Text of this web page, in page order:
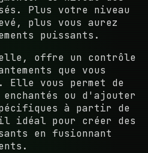
Plus votre niveau
plus vous aurez
puissants.
offre un contrôle
que vous
Elle vous permet de
ou d'ajouter
à partir de
pour créer des
en fusionnant